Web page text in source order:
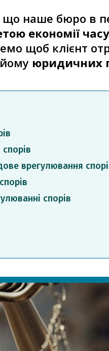
що наше бюро в
економії часу
щоб клієнт
йому юридичних
врегулювання
спорів